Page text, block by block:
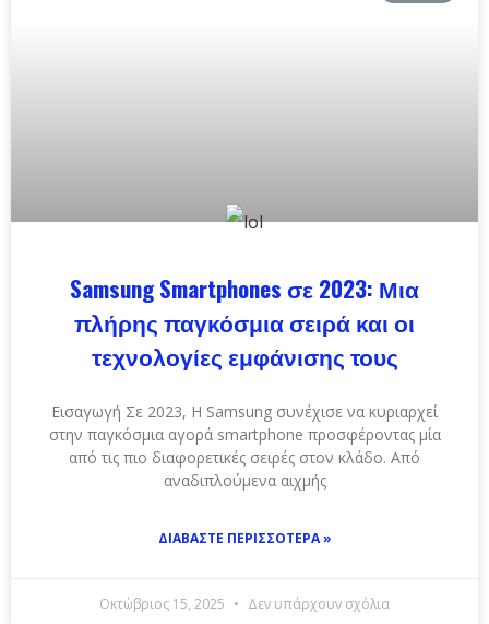
Samsung Smartphones σε 2023: Μια
πλήρης παγκόσμια σειρά και οι
τεχνολογίες εμφάνισης τους
Εισαγωγή Σε 2023, Η Samsung συνέχισε να κυριαρχεί
στην παγκόσμια αγορά smartphone προσφέροντας μία
από τις πιο διαφορετικές σειρές στον κλάδο. Από
αναδιπλούμενα αιχμής
ΔΙΑΒΆΣΤΕ ΠΕΡΙΣΣΌΤΕΡΑ »
Οκτώβριος 15, 2025 Δεν υπάρχουν σχόλια